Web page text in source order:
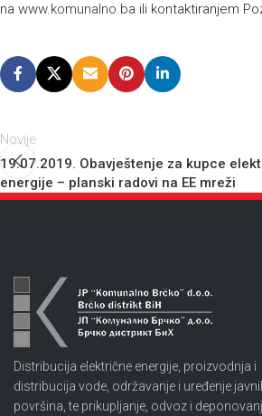
na www.komunalno.ba ili kontaktiranjem
Novije
19.07.2019. Obavještenje za kupce
energije – planski radovi na EE mreži
Distribucija električne energije, proizvodnja i
distribucija vode, održavanje i uređenje
površina, te prikupljanje, odvoz i